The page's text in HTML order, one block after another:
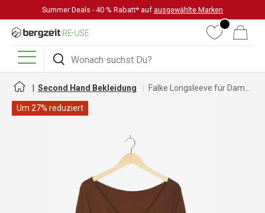
DIREKT ZUM INHALT
Summer Deals - 40 % Rabatt* auf ausgewählte Marken
Suchen
Suchen
WunschlisteWarenkorb
Menü
Second Hand Bekleidung
Um 27% reduziert